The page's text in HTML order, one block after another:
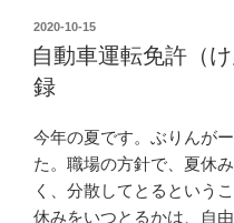
投
稿
日:
2020-10-15
自動車運転免許（
録
今年の夏です。ぶりんが
た。職場の方針で、夏休
く、分散してとるという
休みをいつとるかは、自由